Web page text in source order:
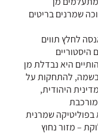
שמרנים בריטים
לחלץ תווים
היא נבדלת מן
בשמה, להתחקות על
היהודית,
בפוליטיקה שמרנית
– מזור נחוץ